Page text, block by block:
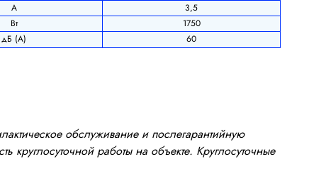
А
3,5
Вт
1750
дБ (А) 60
обслуживание и послегарантийную
работы на объекте. Круглосуточные